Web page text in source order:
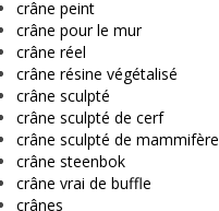
crâne peint
crâne pour le mur
crâne réel
crâne résine végétalisé
crâne sculpté
crâne sculpté de cerf
crâne sculpté de mammifère
crâne steenbok
crâne vrai de buffle
crânes